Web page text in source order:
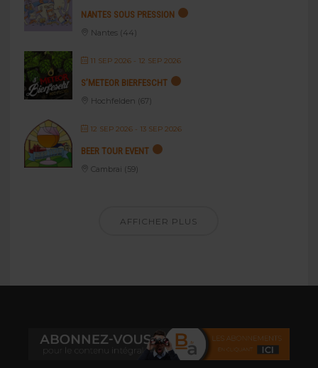
NANTES SOUS PRESSION
Nantes (44)
11 SEP 2026- 12 SEP 2026
S’METEOR BIERFESCHT
Hochfelden (67)
12 SEP 2026- 13 SEP 2026
BEER TOUR EVENT
Cambrai (59)
AFFICHER PLUS